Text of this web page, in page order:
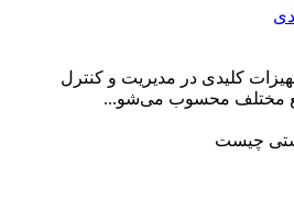
کلیدی در مدیریت و کنترل
مختلف محسوب می‌شو...